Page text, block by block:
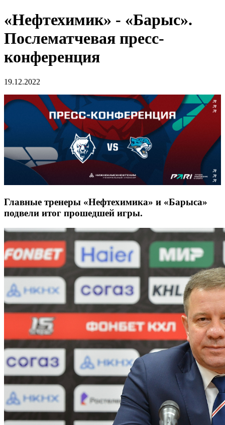
«Нефтехимик» - «Барыс».
Послематчевая пресс-
конференция
19.12.2022
Главные тренеры «Нефтехимика» и «Барыса»
подвели итог прошедшей игры.